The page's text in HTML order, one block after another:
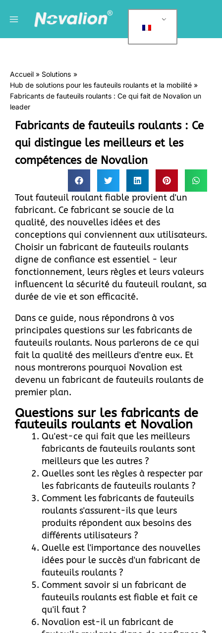
principal
a
o
r
i
Accueil
Solutions
Hub de solutions pour les fauteuils roulants et la mobilité
Fabricants de fauteuils roulants : Ce qui fait de Novalion un
leader
Fabricants de fauteuils roulants : Ce
qui distingue les meilleurs et les
compétences de Novalion
Tout fauteuil roulant fiable provient d'un
fabricant. Ce fabricant se soucie de la
qualité, des nouvelles idées et des
conceptions qui conviennent aux utilisateurs.
Choisir un fabricant de fauteuils roulants
digne de confiance est essentiel - leur
fonctionnement, leurs règles et leurs valeurs
influencent la sécurité du fauteuil roulant, sa
durée de vie et son efficacité.
Dans ce guide, nous répondrons à vos
principales questions sur les fabricants de
fauteuils roulants. Nous parlerons de ce qui
fait la qualité des meilleurs d'entre eux. Et
nous montrerons pourquoi Novalion est
devenu un fabricant de fauteuils roulants de
premier plan.
Questions sur les fabricants de
fauteuils roulants et Novalion
Qu'est-ce qui fait que les meilleurs
fabricants de fauteuils roulants sont
meilleurs que les autres ?
Quelles sont les règles à respecter par
les fabricants de fauteuils roulants ?
Comment les fabricants de fauteuils
roulants s'assurent-ils que leurs
produits répondent aux besoins des
différents utilisateurs ?
Quelle est l'importance des nouvelles
idées pour le succès d'un fabricant de
fauteuils roulants ?
Comment savoir si un fabricant de
fauteuils roulants est fiable et fait ce
qu'il faut ?
Novalion est-il un fabricant de